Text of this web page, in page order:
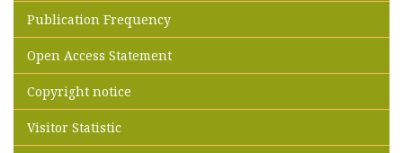
Publication Frequency
Open Access Statement
Copyright notice
Visitor Statistic